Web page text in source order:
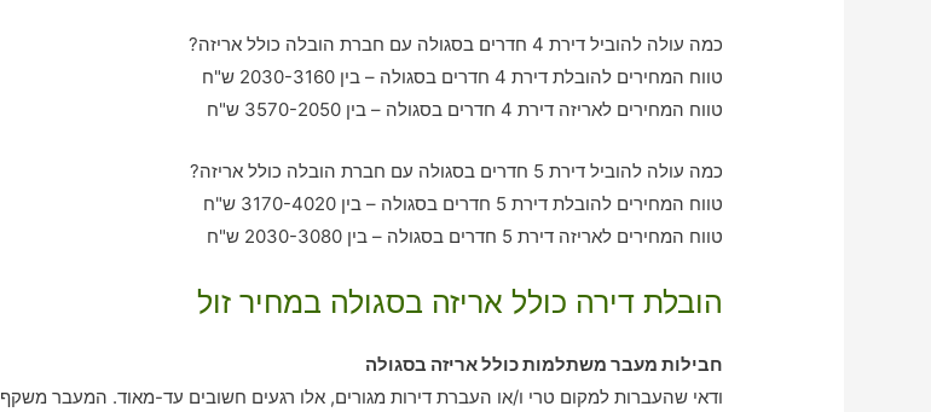
כמה עולה להוביל דירת 4 חדרים בסגולה עם חברת הובלה כולל אריזה?
טווח המחירים להובלת דירת 4 חדרים בסגולה – בין 2030-3160 ש"ח
טווח המחירים לאריזה דירת 4 חדרים בסגולה – בין 3570-2050 ש"ח
כמה עולה להוביל דירת 5 חדרים בסגולה עם חברת הובלה כולל אריזה?
טווח המחירים להובלת דירת 5 חדרים בסגולה – בין 3170-4020 ש"ח
טווח המחירים לאריזה דירת 5 חדרים בסגולה – בין 2030-3080 ש"ח
הובלת דירה כולל אריזה בסגולה במחיר זול
חבילות מעבר משתלמות כולל אריזה בסגולה
ודאי שהעברות למקום טרי ו/או העברת דירות מגורים, אלו רגעים חשובים עד-מאוד. המעבר משקף